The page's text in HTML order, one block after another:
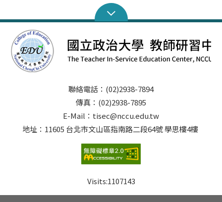
聯絡電話：(02)2938-7894
傳真：(02)2938-7895
E-Mail：tisec@nccu.edu.tw
地址：11605 台北市文山區指南路二段64號 學思樓4樓
Visits:1107143